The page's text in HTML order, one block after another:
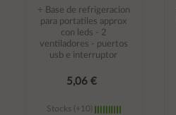
÷ Base de refrigeracion
para portatiles approx
con leds - 2
ventiladores - puertos
usb e interruptor
5,06 €
Stocks (+10)